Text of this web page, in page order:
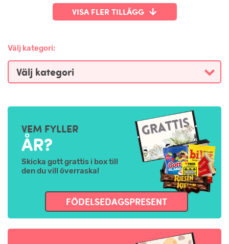
VISA FLER TILLÄGG
Välj kategori:
VEM FYLLER
ÅR?
Skicka gott grattis i box till
den du vill överraska!
FÖDELSEDAGSPRESENT